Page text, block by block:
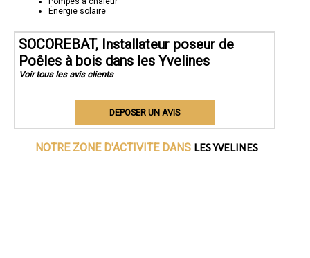
Énergie solaire
SOCOREBAT, Installateur poseur de
Poêles à bois dans les Yvelines
Voir tous les avis clients
DEPOSER UN AVIS
NOTRE ZONE D'ACTIVITE DANS LES YVELINES